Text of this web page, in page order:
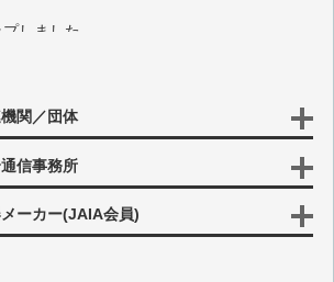
ルを使ってみよう【後編】
ルを使ってみよう【前編】
しました
ップしました
しました
関／団体
信事務所
ーカー(JAIA会員)